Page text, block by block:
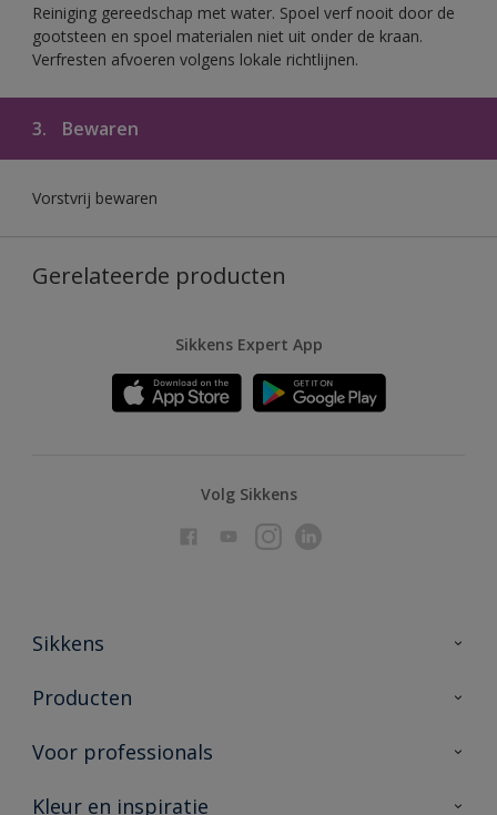
Reiniging gereedschap met water. Spoel verf nooit door de
gootsteen en spoel materialen niet uit onder de kraan.
Verfresten afvoeren volgens lokale richtlijnen.
3. Bewaren
Vorstvrij bewaren
Gerelateerde producten
Sikkens Expert App
Volg Sikkens
Sikkens
Over Sikkens
Duurzaamheid
Producten
Producten voor binnen
Vind je verkooppunt
Voor professionals
Advies & service
Kleur en inspiratie